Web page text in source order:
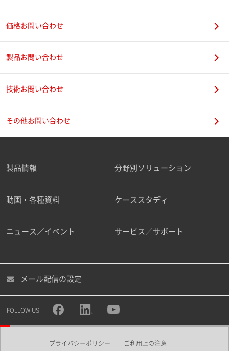
価格お問い合わせ
製品お問い合わせ
技術お問い合わせ
その他お問い合わせ
製品情報 分野別ソリューション
動画・各種資料 ケーススタディ
ニュース／イベント サービス／サポート
メール配信の設定
FOLLOW US
プライバシーポリシー ご利用上の注意